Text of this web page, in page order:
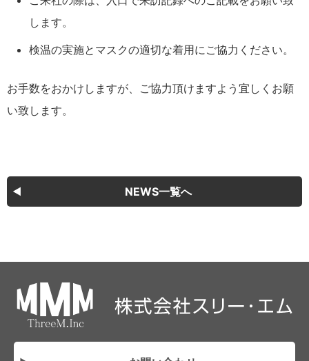
します。
検温の実施とマスクの適切な着用にご協力ください。
お手数をおかけしますが、ご協力頂けますよう宜しくお願
い致します。
NEWS一覧へ